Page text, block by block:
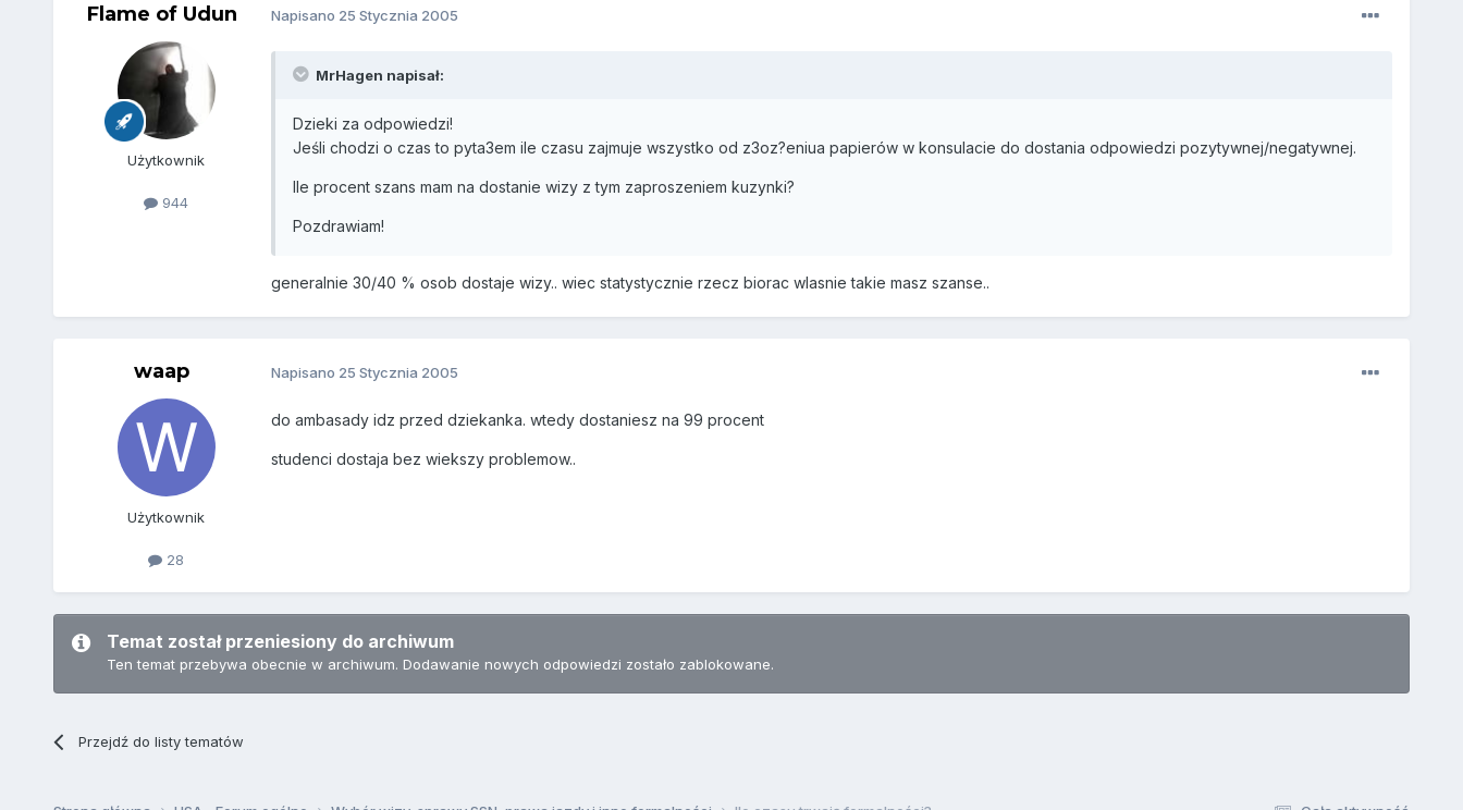
Flame of Udun
Użytkownik
944
Napisano 25 Stycznia 2005
MrHagen napisał:
Dzieki za odpowiedzi!
Jeśli chodzi o czas to pyta3em ile czasu zajmuje wszystko od z3oz?eniua papierów w konsulacie do dostania odpowiedzi pozytywnej/negatywnej.
Ile procent szans mam na dostanie wizy z tym zaproszeniem kuzynki?
Pozdrawiam!
generalnie 30/40 % osob dostaje wizy.. wiec statystycznie rzecz biorac wlasnie takie masz szanse..
waap
Użytkownik
28
Napisano 25 Stycznia 2005
do ambasady idz przed dziekanka. wtedy dostaniesz na 99 procent
studenci dostaja bez wiekszy problemow..
Temat został przeniesiony do archiwum
Ten temat przebywa obecnie w archiwum. Dodawanie nowych odpowiedzi zostało zablokowane.
Przejdź do listy tematów